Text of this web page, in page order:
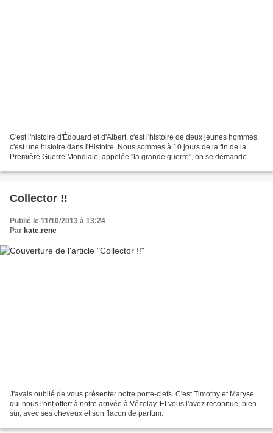
C'est l'histoire d'Édouard et d'Albert, c'est l'histoire de deux jeunes hommes,
c'est une histoire dans l'Histoire. Nous sommes à 10 jours de la fin de la
Première Guerre Mondiale, appelée "la grande guerre", on se demande
Collector !!
Publié le 11/10/2013 à 13:24
Par kate.rene
J'avais oublié de vous présenter notre porte-clefs. C'est Timothy et Maryse
qui nous l'ont offert à notre arrivée à Vézelay. Et vous l'avez reconnue, bien
sûr, avec ses cheveux et son flacon de parfum.